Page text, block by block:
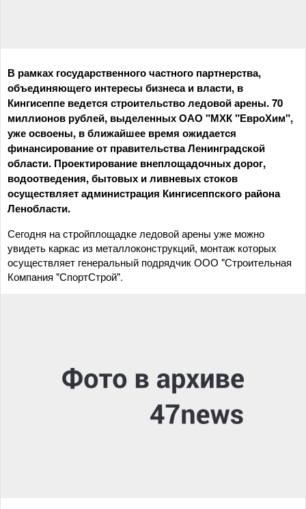
В рамках государственного частного партнерства,
объединяющего интересы бизнеса и власти, в
Кингисеппе ведется строительство ледовой арены. 70
миллионов рублей, выделенных ОАО "МХК "ЕвроХим",
уже освоены, в ближайшее время ожидается
финансирование от правительства Ленинградской
области. Проектирование внеплощадочных дорог,
водоотведения, бытовых и ливневых стоков
осуществляет администрация Кингисеппского района
Ленобласти.
Сегодня на стройплощадке ледовой арены уже можно
увидеть каркас из металлоконструкций, монтаж которых
осуществляет генеральный подрядчик ООО "Строительная
Компания "СпортСтрой".